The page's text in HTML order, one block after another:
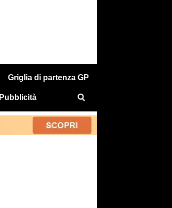
Griglia di partenza GP
Pubblicità